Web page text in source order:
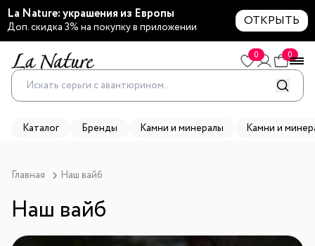
La Nature: украшения из Европы
Доп. скидка 3% на покупку в приложении ОТКРЫТЬ
0 0
Каталог Бренды Камни и минералы Камни и
Главная Наш вайб
Наш вайб